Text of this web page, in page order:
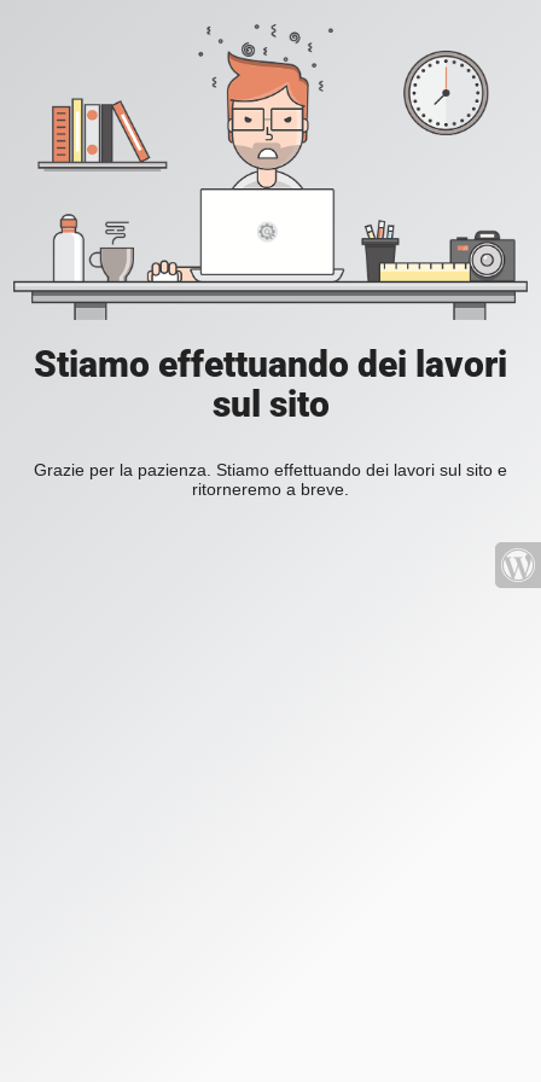
Stiamo effettuando dei lavori
sul sito
Grazie per la pazienza. Stiamo effettuando dei lavori sul sito e
ritorneremo a breve.